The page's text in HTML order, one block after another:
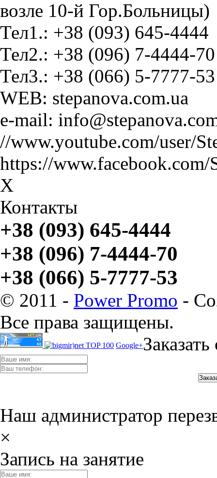
возле 10-й Гор.Больницы)
Тел1.: +38 (093) 645-4444
Тел2.: +38 (096) 7-4444-70
Тел3.: +38 (066) 5-7777-53
WEB: stepanova.com.ua
e-mail:
//www.youtube.com/user/
https://www.facebook.com/
X
Контакты
+38 (093) 645-4444
+38 (096) 7-4444-70
+38 (066) 5-7777-53
© 2011 - Power Promo -
Все права защищены.
Google+
Наш администратор
×
Запись на занятие